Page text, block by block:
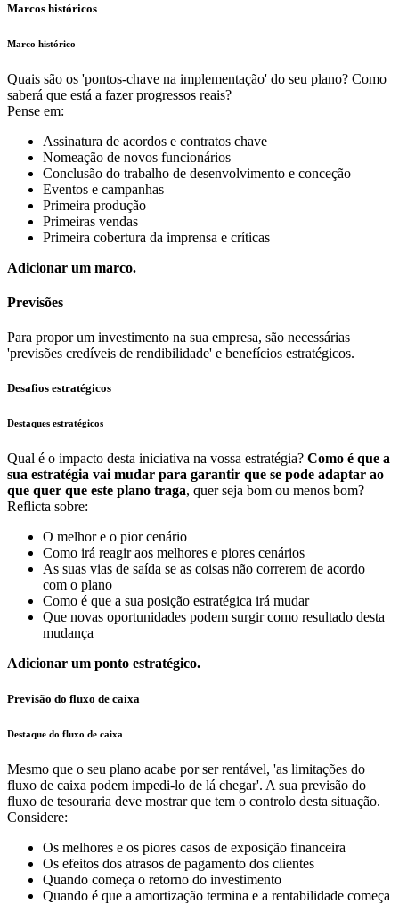
Marcos históricos
Marco histórico
Quais são os 'pontos-chave na implementação' do seu plano? Como
saberá que está a fazer progressos reais?
Pense em:
Assinatura de acordos e contratos chave
Nomeação de novos funcionários
Conclusão do trabalho de desenvolvimento e conceção
Eventos e campanhas
Primeira produção
Primeiras vendas
Primeira cobertura da imprensa e críticas
Adicionar um marco.
Previsões
Para propor um investimento na sua empresa, são necessárias
'previsões credíveis de rendibilidade' e benefícios estratégicos.
Desafios estratégicos
Destaques estratégicos
Qual é o impacto desta iniciativa na vossa estratégia? Como é que a
sua estratégia vai mudar para garantir que se pode adaptar ao
que quer que este plano traga, quer seja bom ou menos bom?
Reflicta sobre:
O melhor e o pior cenário
Como irá reagir aos melhores e piores cenários
As suas vias de saída se as coisas não correrem de acordo
com o plano
Como é que a sua posição estratégica irá mudar
Que novas oportunidades podem surgir como resultado desta
mudança
Adicionar um ponto estratégico.
Previsão do fluxo de caixa
Destaque do fluxo de caixa
Mesmo que o seu plano acabe por ser rentável, 'as limitações do
fluxo de caixa podem impedi-lo de lá chegar'. A sua previsão do
fluxo de tesouraria deve mostrar que tem o controlo desta situação.
Considere:
Os melhores e os piores casos de exposição financeira
Os efeitos dos atrasos de pagamento dos clientes
Quando começa o retorno do investimento
Quando é que a amortização termina e a rentabilidade começa